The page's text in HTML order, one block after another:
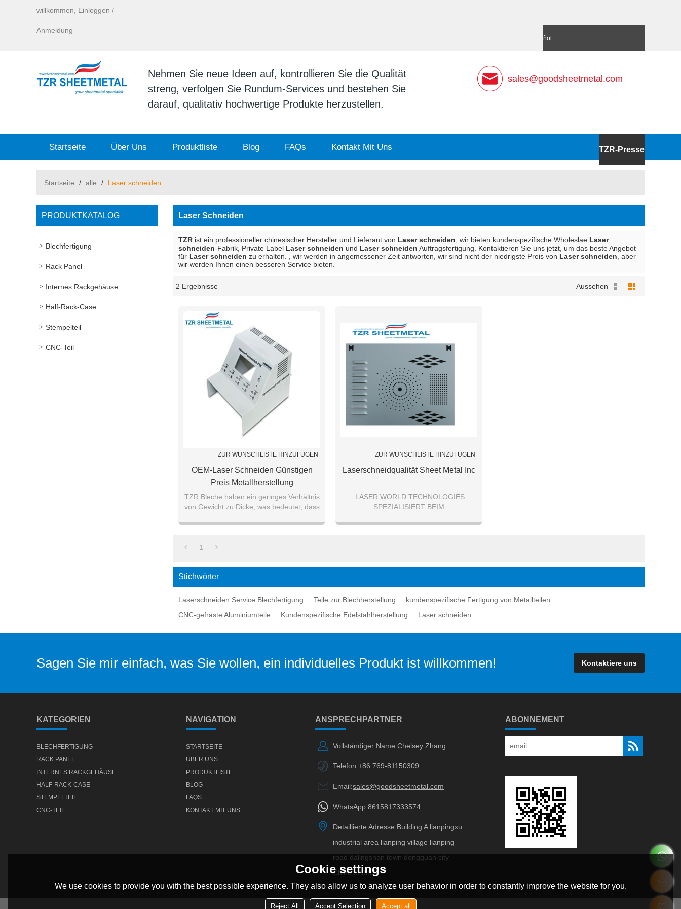
willkommen, Einloggen /
Anmeldung
Español
Nehmen Sie neue Ideen auf, kontrollieren Sie die Qualität
streng, verfolgen Sie Rundum-Services und bestehen Sie
darauf, qualitativ hochwertige Produkte herzustellen.
sales@goodsheetmetal.com
Startseite Über Uns Produktliste Blog FAQs Kontakt Mit Uns TZR-Presse
Startseite / alle / Laser schneiden
PRODUKTKATALOG
Blechfertigung
Rack Panel
Internes Rackgehäuse
Half-Rack-Case
Stempelteil
CNC-Teil
Laser Schneiden
TZR ist ein professioneller chinesischer Hersteller und Lieferant von Laser schneiden , wir bieten kundenspezifische Wholeslae Laser
schneiden-Fabrik, Private Label Laser schneiden und Laser schneiden Auftragsfertigung. Kontaktieren Sie uns jetzt, um das beste Angebot
für Laser schneiden zu erhalten. , wir werden in angemessener Zeit antworten, wir sind nicht der niedrigste Preis von Laser schneiden , aber
wir werden Ihnen einen besseren Service bieten.
2 Ergebnisse Aussehen
ZUR WUNSCHLISTE HINZUFÜGEN
OEM-Laser Schneiden Günstigen
Preis Metallherstellung
Dienstleistungen Benutzerdefinierte
Blechfertigung
TZR Bleche haben ein geringes Verhältnis
von Gewicht zu Dicke, was bedeutet, dass
zu b
ZUR WUNSCHLISTE HINZUFÜGEN
Laserschneidqualität Sheet Metal Inc
LASER WORLD TECHNOLOGIES
SPEZIALISIERT BEIM
HERSTELLUNG VON METALLTEILEN
1
Stichwörter
Laserschneiden Service Blechfertigung Teile zur Blechherstellung
kundenspezifische Fertigung von Metallteilen
CNC-gefräste Aluminiumteile
Kundenspezifische Edelstahlherstellung Laser schneiden
Sagen Sie mir einfach, was Sie wollen, ein individuelles Produkt ist willkommen! Kontaktiere uns
KATEGORIEN
BLECHFERTIGUNG
RACK PANEL
INTERNES RACKGEHÄUSE
HALF-RACK-CASE
STEMPELTEIL
CNC-TEIL
NAVIGATION
STARTSEITE
ÜBER UNS
PRODUKTLISTE
BLOG
FAQS
KONTAKT MIT UNS
ANSPRECHPARTNER
Vollständiger Name:Chelsey Zhang
Telefon:+86 769-81150309
Email:sales@goodsheetmetal.com
WhatsApp:8615817333574
Detaillierte Adresse:Building A lianpingxu
industrial area lianping village lianping
road dalingshan town dongguan city
China 523820
ABONNEMENT
Cookie settings
We use cookies to provide you with the best possible experience. They also allow us to analyze user behavior in order to constantly improve the website for you.
Reject All Accept Selection Accept all